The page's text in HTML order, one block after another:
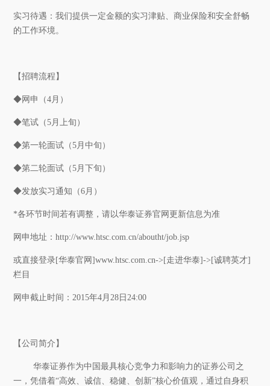
实习待遇：我们提供一定金额的实习津贴、商业保险和安全舒畅
的工作环境。
【招聘流程】
◆网申（4月）
◆笔试（5月上旬）
◆第一轮面试（5月中旬）
◆第二轮面试（5月下旬）
◆发放实习通知（6月）
*各环节时间若有调整，请以华泰证券官网更新信息为准
网申地址：http://www.htsc.com.cn/aboutht/job.jsp
或直接登录[华泰官网]www.htsc.com.cn->[走进华泰]->[诚聘英才]
栏目
网申截止时间：2015年4月28 日24:00
【公司简介】
华泰证券作为中国最具核心竞争力和影响力的证券公司之
一，凭借着“高效、诚信、稳健、创新”核心价值观，通过自身积